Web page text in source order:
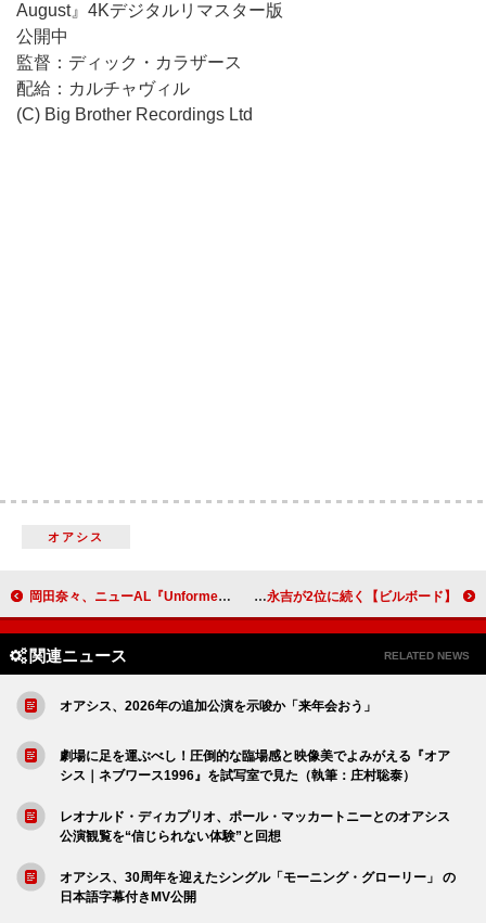
August』4Kデジタルリマスター版
公開中
監督：ディック・カラザース
配給：カルチャヴィル
(C) Big Brother Recordings Ltd
オアシス
岡田奈々、ニューAL『Unformel』収録内容＆花をテーマにしたアートワークも公開 【ビルボード】Number_i『No.II』2.2万DL超えでDLアルバム首位、矢沢永吉が2位に続く
関連ニュース RELATED NEWS
オアシス、2026年の追加公演を示唆か「来年会おう」
劇場に足を運ぶべし！圧倒的な臨場感と映像美でよみがえる『オア
シス｜ネブワース1996』を試写室で見た（執筆：庄村聡泰）
レオナルド・ディカプリオ、ポール・マッカートニーとのオアシス
公演観覧を“信じられない体験”と回想
オアシス、30周年を迎えたシングル「モーニング・グローリー」 の
日本語字幕付きMV公開